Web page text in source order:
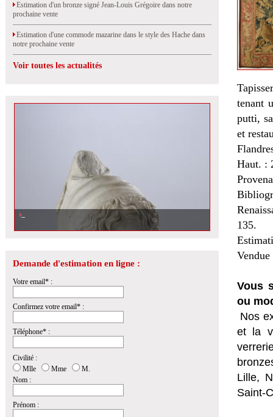
Estimation d'un bronze signé Jean-Louis Grégoire dans notre
prochaine vente
Estimation d'une commode mazarine dans le style des Hache dans
notre prochaine vente
Voir toutes les actualités
Demande d'estimation en ligne :
Votre email* :
Confirmez votre email* :
Téléphone* :
Civilité :
Mlle
Mme
M.
Nom :
Prénom :
tenant
putti,
et
Haut. :
135.
Vous
ou
Nos
et la
Lille,
Saint-